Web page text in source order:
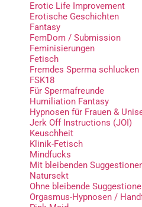
Erotic Life Improvement
Erotische Geschichten
Fantasy
FemDom / Submission
Feminisierungen
Fetisch
Fremdes Sperma schlucken
FSK18
Für Spermafreunde
Humiliation Fantasy
Hypnosen für Frauen &
Jerk Off Instructions (JOI)
Keuschheit
Klinik-Fetisch
Mindfucks
Mit bleibenden
Natursekt
Ohne bleibende
Orgasmus-Hypnosen /